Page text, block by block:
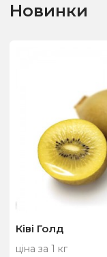
Новинки
Ківі Голд
ціна за 1 кг